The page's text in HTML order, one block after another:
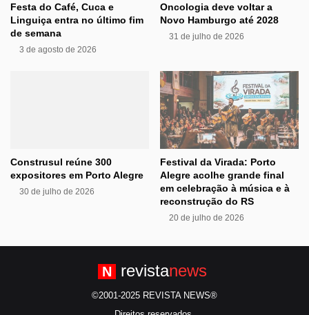
Festa do Café, Cuca e
Linguiça entra no último fim
de semana
3 de agosto de 2026
Oncologia deve voltar a
Novo Hamburgo até 2028
31 de julho de 2026
Construsul reúne 300
expositores em Porto Alegre
30 de julho de 2026
Festival da Virada: Porto
Alegre acolhe grande final
em celebração à música e à
reconstrução do RS
20 de julho de 2026
N revistanews
©2001-2025 REVISTA NEWS®